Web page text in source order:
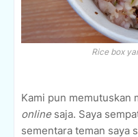
Rice box
Kami pun memutuskan
onlinesaja. Saya
sementara teman saya